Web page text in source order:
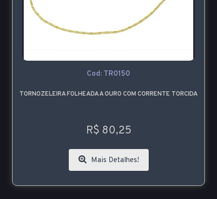
Cod: TR0150
TORNOZELEIRA FOLHEADA A OURO COM CORRENTE TORCIDA
R$ 80,25
Mais Detalhes!